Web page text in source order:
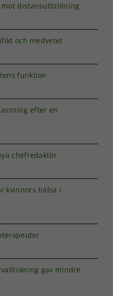
distansutbildning
och medvetet
funktion
efter en
chefredaktör
kvinnors hälsa i
gav mindre